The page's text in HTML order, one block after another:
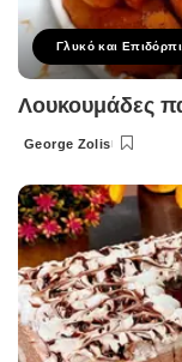
Γλυκό και
Λουκουμάδες
Posted
George Zolis